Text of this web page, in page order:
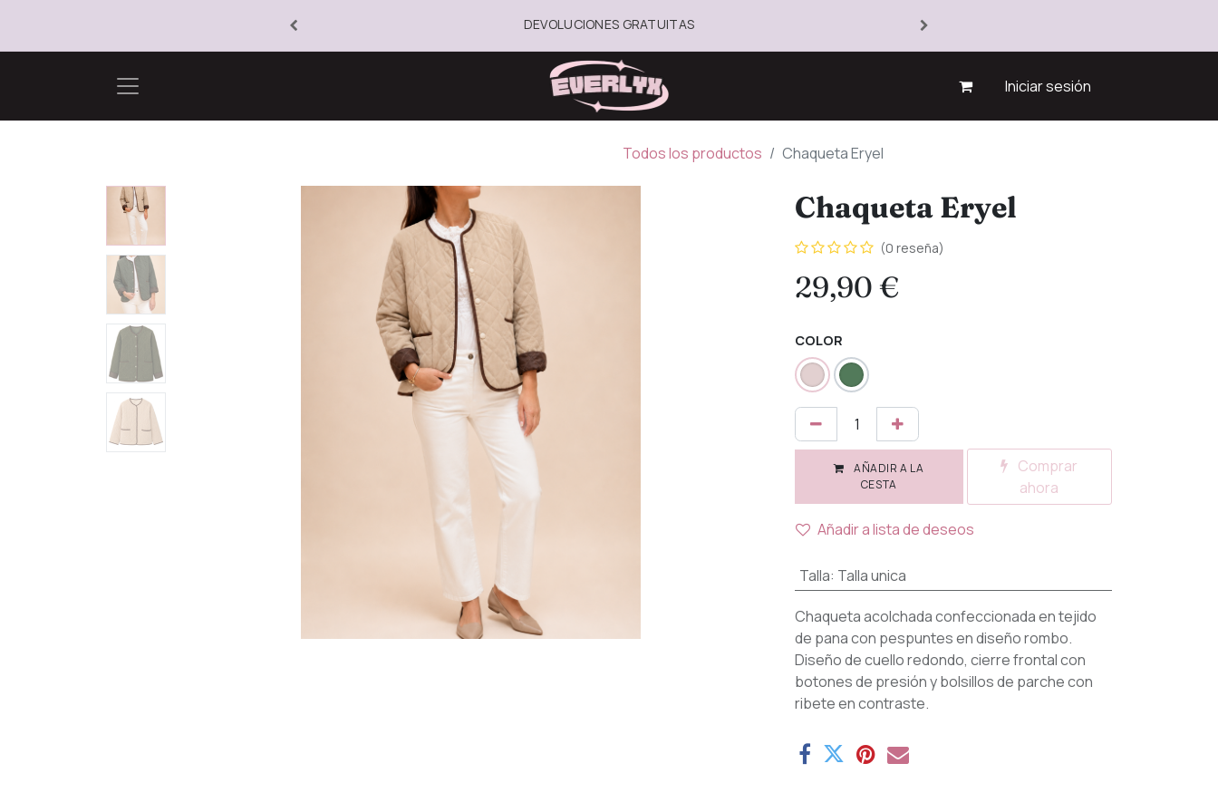
DEVOLUCIONES GRATUITAS
Iniciar sesión
Todos los productos Chaqueta Eryel
Chaqueta Eryel
(0 reseña)
29,90 €
COLOR
AÑADIR A LA
CESTA
Comprar
ahora
Añadir a lista de deseos
Talla: Talla unica
Chaqueta acolchada confeccionada en tejido
de pana con pespuntes en diseño rombo.
Diseño de cuello redondo, cierre frontal con
botones de presión y bolsillos de parche con
ribete en contraste.